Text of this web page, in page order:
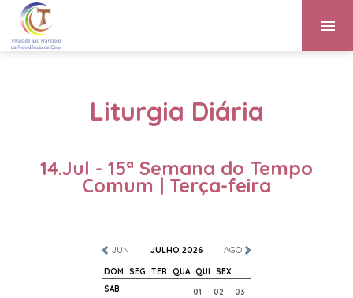
Liturgia Diária
14.Jul - 15ª Semana do Tempo
Comum | Terça-feira
JUN JULHO 2026 AGO
DOM SEG TER QUA QUI
SEX
SAB
01 02
03